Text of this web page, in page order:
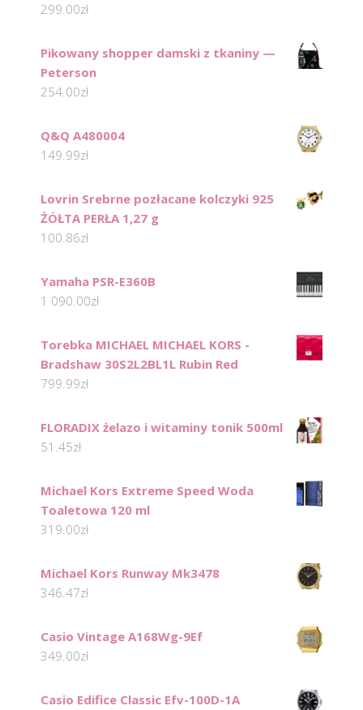
299.00zł
Pikowany shopper damski z tkaniny —
Peterson
254.00zł
Q&Q A480004
149.99zł
Lovrin Srebrne pozłacane kolczyki 925
ŻÓŁTA PERŁA 1,27 g
100.86zł
Yamaha PSR-E360B
1 090.00zł
Torebka MICHAEL MICHAEL KORS -
Bradshaw 30S2L2BL1L Rubin Red
799.99zł
FLORADIX żelazo i witaminy tonik 500ml
51.45zł
Michael Kors Extreme Speed Woda
Toaletowa 120 ml
319.00zł
Michael Kors Runway Mk3478
346.47zł
Casio Vintage A168Wg-9Ef
349.00zł
Casio Edifice Classic Efv-100D-1A